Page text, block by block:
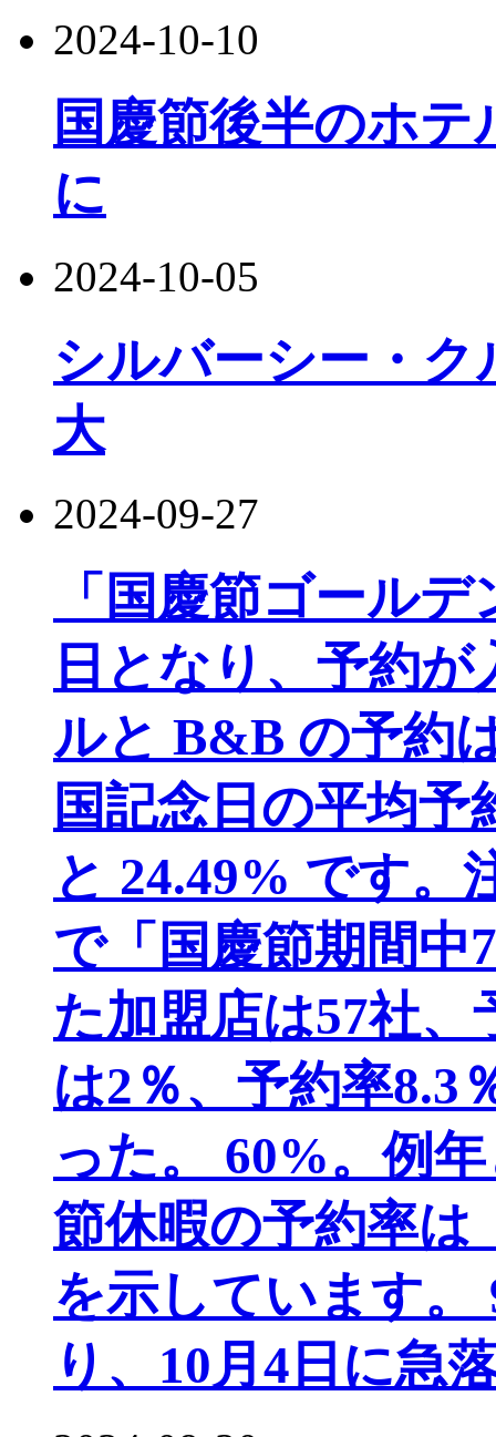
2024-10-10
国慶節後半のホ
に
2024-10-05
シルバーシー・
大
2024-09-27
「国慶節ゴール
日となり、予約
ルと B&B の予約
国記念日の平均
と 24.49% です。
で「国慶節期間中
た加盟店は57社、
は2％、予約率8.3
った。 60%。例
節休暇の予約率は
を示しています。
り、10月4日に急